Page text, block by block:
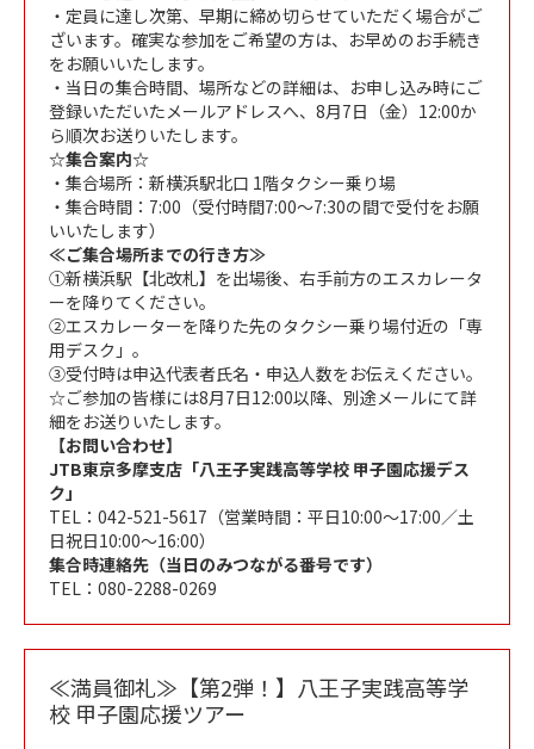
・定員に達し次第、早期に締め切らせていただく場合がご
ざいます。確実な参加をご希望の方は、お早めのお手続き
をお願いいたします。
・当日の集合時間、場所などの詳細は、お申し込み時にご
登録いただいたメールアドレスへ、8月7日（金）12:00か
ら順次お送りいたします。
☆集合案内☆
・集合場所：新横浜駅北口 1階タクシー乗り場
・集合時間：7:00（受付時間7:00～7:30の間で受付をお願
いいたします）
≪ご集合場所までの行き方≫
①新横浜駅【北改札】を出場後、右手前方のエスカレータ
ーを降りてください。
②エスカレーターを降りた先のタクシー乗り場付近の「専
用デスク」。
③受付時は申込代表者氏名・申込人数をお伝えください。
☆ご参加の皆様には8月7日12:00以降、別途メールにて詳
細をお送りいたします。
【お問い合わせ】
JTB東京多摩支店「八王子実践高等学校 甲子園応援デス
ク」
TEL：042-521-5617（営業時間：平日10:00～17:00／土
日祝日10:00～16:00）
集合時連絡先（当日のみつながる番号です）
TEL：080-2288-0269
≪満員御礼≫【第2弾！】八王子実践高等学
校 甲子園応援ツアー